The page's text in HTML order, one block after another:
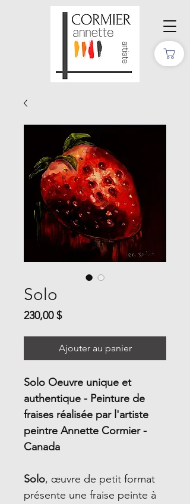
Solo
230,00 $Prix
Ajouter au panier
Solo Oeuvre unique et
authentique - Peinture de
fraises réalisée par l'artiste
peintre Annette Cormier -
Canada
Solo, œuvre de petit format
présente une fraise peinte à